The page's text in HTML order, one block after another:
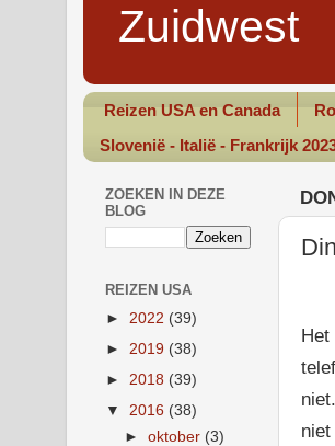
Zuidwest
Reizen USA en Canada
Slovenië - Italië - Frankrijk
Het
ZOEKEN IN DEZE
BLOG
REIZEN USA
► 2022 (39)
► 2019 (38)
► 2018 (39)
▼ 2016 (38)
►oktober (3)